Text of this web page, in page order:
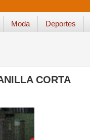
Moda Deportes
CORTA